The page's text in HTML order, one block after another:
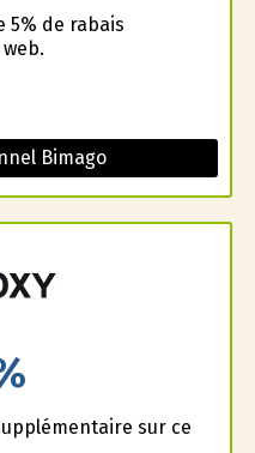
5% de rabais
Bimago
sur ce